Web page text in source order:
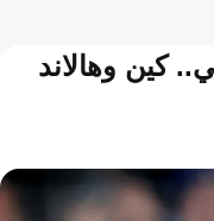
كين وهالاند